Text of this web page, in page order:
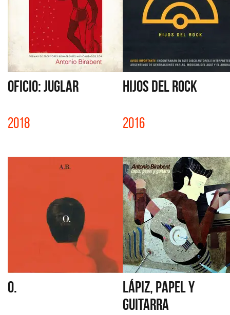
OFICIO: JUGLAR
2018
HIJOS DEL ROCK
2016
O.
LÁPIZ, PAPEL Y
GUITARRA